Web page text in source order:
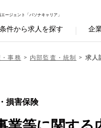
ージェント「パソナキャリア」
条件から求人を探す 企
事務 内部監査・統制 求人
損害保険